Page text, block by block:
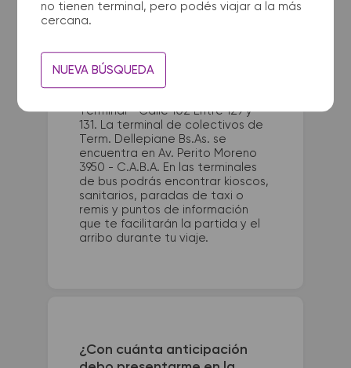
no tienen terminal, pero podés viajar a la más
cercana.
NUEVA BÚSQUEDA
terminales de micro de Las
Toscas a Term. Dellepiane
La terminal de ómnibus de Las
Terminal - Calle 102 Entre 129 y
131. La terminal de colectivos de
Term. Dellepiane Bs.As. se
encuentra en Av. Perito Moreno
3950 - C.A.B.A. En las terminales
de bus podrás encontrar kioscos,
sanitarios, paradas de taxi o
remis y puntos de información
que te facilitarán la partida y el
arribo durante tu viaje.
¿Con cuánta anticipación